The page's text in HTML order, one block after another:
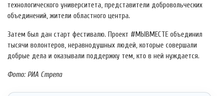
технологического университета, представители добровольческих
объединений, жители областного центра.
Затем был дан старт фестивалю. Проект #МЫВМЕСТЕ объединил
тысячи волонтеров, неравнодушных людей, которые совершали
добрые дела и оказывали поддержку тем, кто в ней нуждается.
Фото: РИА Стрела